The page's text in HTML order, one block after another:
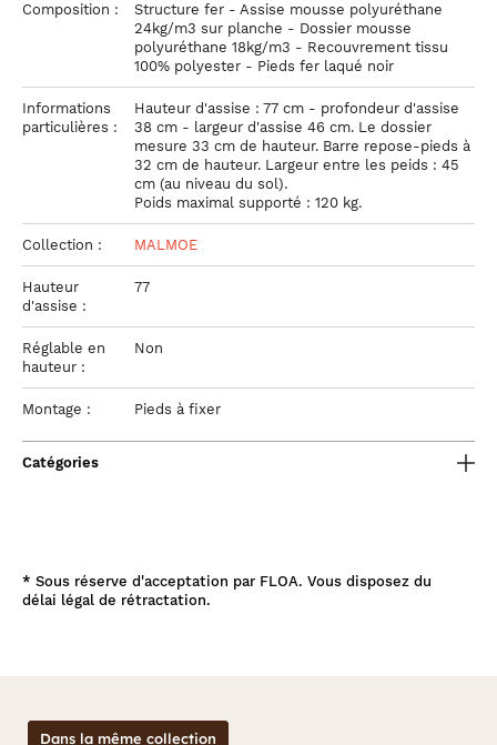
Composition :
Structure fer - Assise mousse polyuréthane
24kg/m3 sur planche - Dossier mousse
polyuréthane 18kg/m3 - Recouvrement tissu
100% polyester - Pieds fer laqué noir
Informations
particulières :
Hauteur d'assise : 77 cm - profondeur d'assise
38 cm - largeur d'assise 46 cm. Le dossier
mesure 33 cm de hauteur. Barre repose-pieds à
32 cm de hauteur. Largeur entre les peids : 45
cm (au niveau du sol).
Poids maximal supporté : 120 kg.
Collection : MALMOE
Hauteur
d'assise :
77
Réglable en
hauteur :
Non
Montage : Pieds à fixer
Catégories
* Sous réserve d'acceptation par FLOA. Vous disposez du
délai légal de rétractation.
Dans la même collection